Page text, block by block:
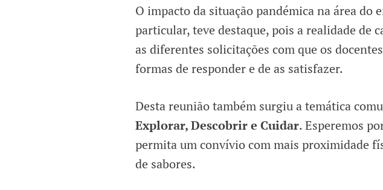
O impacto da situação pandémica na área do
particular, teve destaque, pois a realidade de
as diferentes solicitações com que os
formas de responder e de as satisfazer.
Desta reunião também surgiu a temática
Explorar, Descobrir e Cuidar. Esperemos
permita um convívio com mais proximidade
de sabores.